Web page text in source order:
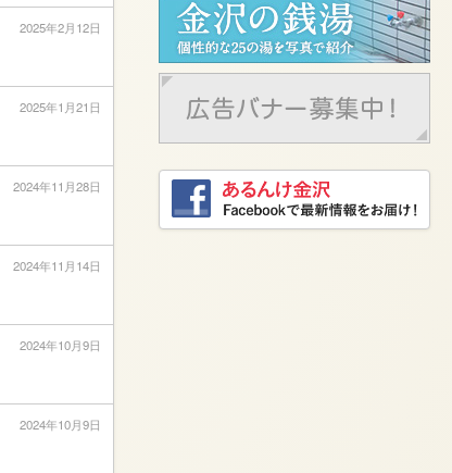
2025年2月12日
2025年1月21日
2024年11月28日
2024年11月14日
2024年10月9日
2024年10月9日